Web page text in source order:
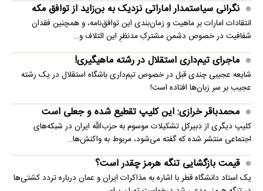
نگرانی سیاستمدار اماراتی نزدیک به بن‌زاید از توافق مکه
انتقادات امارات بر ماهیت و زمان‌بندی این توافق‌نامه، و همچنین فقدان
شفافیت در خصوص دشمن مشترکِ مدنظرِ این ائتلاف و…
ماجرای تیم‌داری استقلال در رشته ماهیگیری!
شایعه عجیبی چندی قبل در خصوص تیم‌داری باشگاه استقلال در یک رشته
عجیب بر سر زبان‌ها افتاده است!
محمدباقر خرازی: این کلیپ تقطیع شده و جعلی است
کلیپ دیگری از دبیرکل تشکیلات موسوم به حزب‌الله ایران در شبکه‌های
اجتماعی منتشر شده که گفته می‌شود، مربوط به واکنش‌ها…
قیمت بازگشایی تنگه هرمز چقدر است؟
یک استاد دانشگاه قطر با اشاره به مذاکرات ایران و عمان درباره تردد کشتی‌ها